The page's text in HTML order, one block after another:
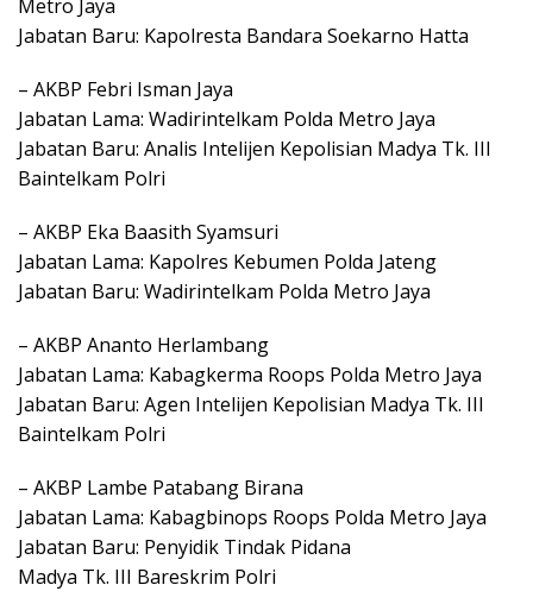
Metro Jaya
Jabatan Baru: Kapolresta Bandara Soekarno Hatta
– AKBP Febri Isman Jaya
Jabatan Lama: Wadirintelkam Polda Metro Jaya
Jabatan Baru: Analis Intelijen Kepolisian Madya Tk. III
Baintelkam Polri
– AKBP Eka Baasith Syamsuri
Jabatan Lama: Kapolres Kebumen Polda Jateng
Jabatan Baru: Wadirintelkam Polda Metro Jaya
– AKBP Ananto Herlambang
Jabatan Lama: Kabagkerma Roops Polda Metro Jaya
Jabatan Baru: Agen Intelijen Kepolisian Madya Tk. III
Baintelkam Polri
– AKBP Lambe Patabang Birana
Jabatan Lama: Kabagbinops Roops Polda Metro Jaya
Jabatan Baru: Penyidik Tindak Pidana
Madya Tk. III Bareskrim Polri